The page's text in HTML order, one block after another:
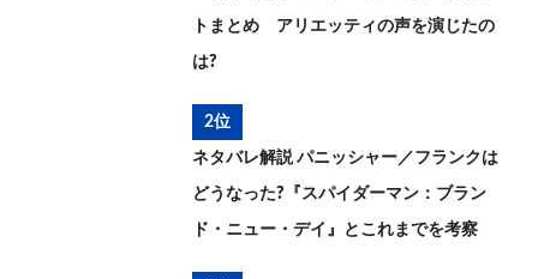
トまとめ アリエッティの声を演じたの
は?
2位
ネタバレ解説 パニッシャー／フランクは
どうなった?『スパイダーマン：ブラン
ド・ニュー・デイ』とこれまでを考察